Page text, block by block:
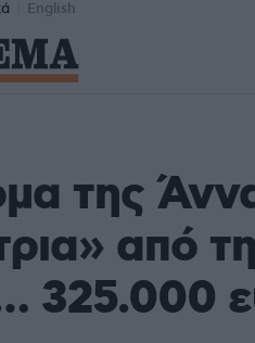
English
της
από
325.000